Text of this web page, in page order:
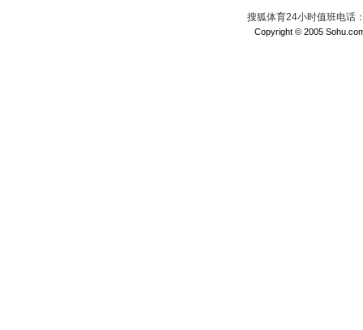
搜狐体育24小时值班电话
Copyright © 2005